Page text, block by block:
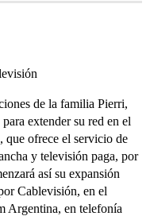
de la familia Pierri,
extender su red en el
que ofrece el servicio de
y televisión paga, por
así su expansión
Cablevisión, en el
Argentina, en telefonía